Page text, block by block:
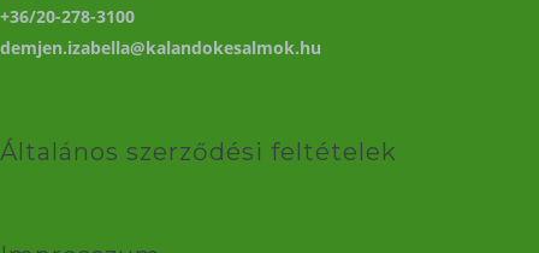
+36/20-278-3100
demjen.izabella@kalandokesalmok.hu
Általános szerződési feltételek